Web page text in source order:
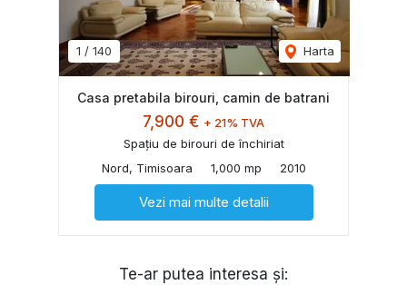
1 / 140 Harta
Casa pretabila birouri, camin de batrani
7,900 € + 21% TVA
Spațiu de birouri de închiriat
Nord, Timisoara
1,000 mp 2010
Vezi mai multe detalii
Te-ar putea interesa și: